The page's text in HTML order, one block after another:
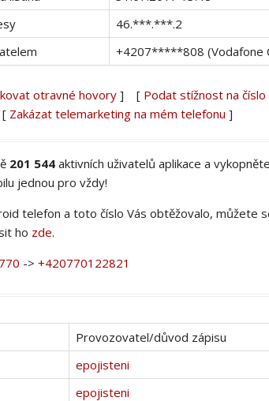
46.***.***.2
+4207*****808 (Vodafone
otravné hovory] [ Podat stížnost na číslo
[ Zakázat telemarketing na mém telefonu ]
201 544 aktivních uživatelů aplikace a
jednou pro vždy!
telefon a toto číslo Vás obtěžovalo, můžete
ho zde.
-> +420770122821
Provozovatel/důvod zápisu
epojisteni
epojisteni